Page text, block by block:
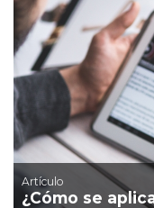
Artículo
¿Cómo se